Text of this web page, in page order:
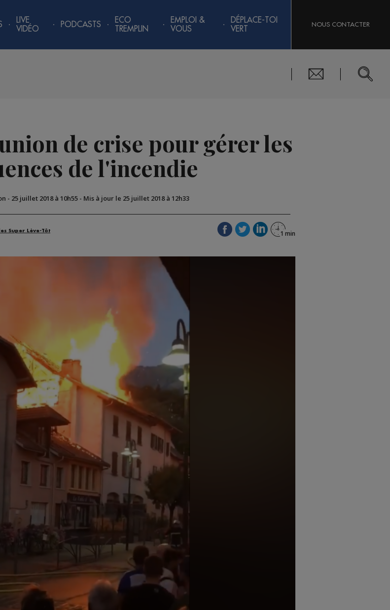
LIVE
VIDÉO
PODCASTS
ECO
TREMPLIN
EMPLOI &
VOUS
DÉPLACE-TOI
VERT
NOUS CONTACTER
de crise pour gérer les
de l'incendie
- 25 juillet 2018 à 10h55 - Mis à jour le 25 juillet 2018 à 12h33
Super Lève-Tôt